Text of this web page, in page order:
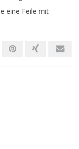
eine Feile mit